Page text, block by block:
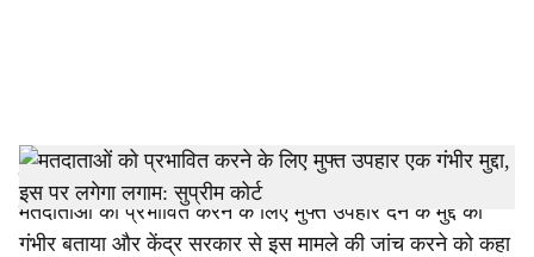
h
a
नई दिल्ली:उच्चतम न्यायालय ने मंगलवार को राजनीतिक दलों द्वारा
मतदाताओं को प्रभावित करने के लिए मुफ्त उपहार देने के मुद्दे को
गंभीर बताया और केंद्र सरकार से इस मामले की जांच करने को कहा